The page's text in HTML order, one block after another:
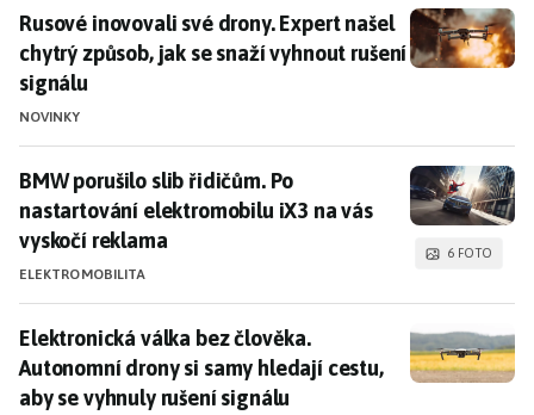
Rusové inovovali své drony. Expert našel chytrý
Rusové inovovali své drony. Expert našel
chytrý způsob, jak se snaží vyhnout rušení
signálu
NOVINKY
BMW porušilo slib řidičům. Po nastartování
BMW porušilo slib řidičům. Po
nastartování elektromobilu iX3 na vás
vyskočí reklama
ELEKTROMOBILITA
6 FOTO
Elektronická válka bez člověka. Autonomní drony si
Elektronická válka bez člověka.
Autonomní drony si samy hledají cestu,
aby se vyhnuly rušení signálu